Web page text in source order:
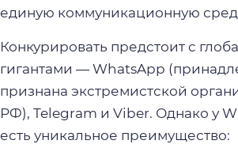
единую коммуникационную
Конкурировать предстоит с
гигантами — WhatsApp
признана экстремистской
РФ), Telegram и Viber. Однако у
есть уникальное преимущество: